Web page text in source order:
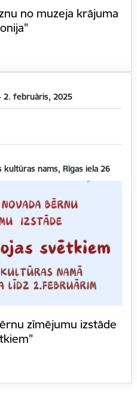
no muzeja krājuma
2. februāris, 2025
kultūras nams, Rīgas iela 26
zīmējumu izstāde